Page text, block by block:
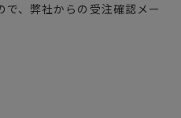
、弊社からの受注確認メー